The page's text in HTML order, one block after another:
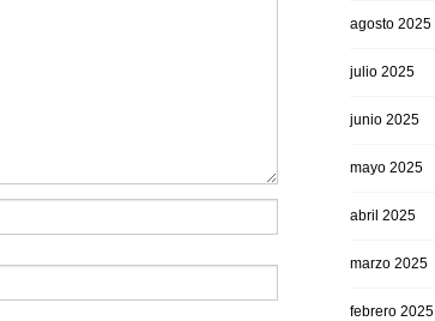
agosto 2025
julio 2025
junio 2025
mayo 2025
abril 2025
marzo 2025
febrero 2025